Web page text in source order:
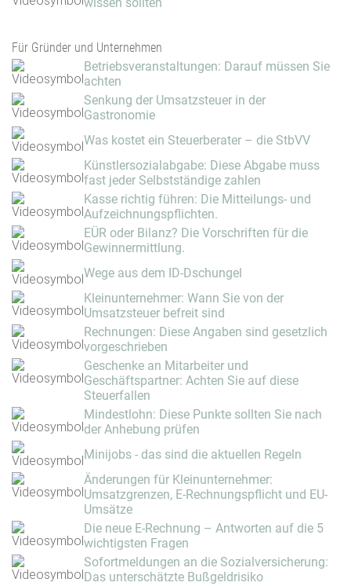
Für Gründer und Unternehmen
Betriebsveranstaltungen: Darauf müssen Sie
achten
Senkung der Umsatzsteuer in der
Gastronomie
Was kostet ein Steuerberater – die StbVV
Künstlersozialabgabe: Diese Abgabe muss
fast jeder Selbstständige zahlen
Kasse richtig führen: Die Mitteilungs- und
Aufzeichnungspflichten.
EÜR oder Bilanz? Die Vorschriften für die
Gewinnermittlung.
Wege aus dem ID-Dschungel
Kleinunternehmer: Wann Sie von der
Umsatzsteuer befreit sind
Rechnungen: Diese Angaben sind gesetzlich
vorgeschrieben
Geschenke an Mitarbeiter und
Geschäftspartner: Achten Sie auf diese
Steuerfallen
Mindestlohn: Diese Punkte sollten Sie nach
der Anhebung prüfen
Minijobs - das sind die aktuellen Regeln
Änderungen für Kleinunternehmer:
Umsatzgrenzen, E-Rechnungspflicht und EU-
Umsätze
Die neue E-Rechnung – Antworten auf die 5
wichtigsten Fragen
Sofortmeldungen an die Sozialversicherung:
Das unterschätzte Bußgeldrisiko